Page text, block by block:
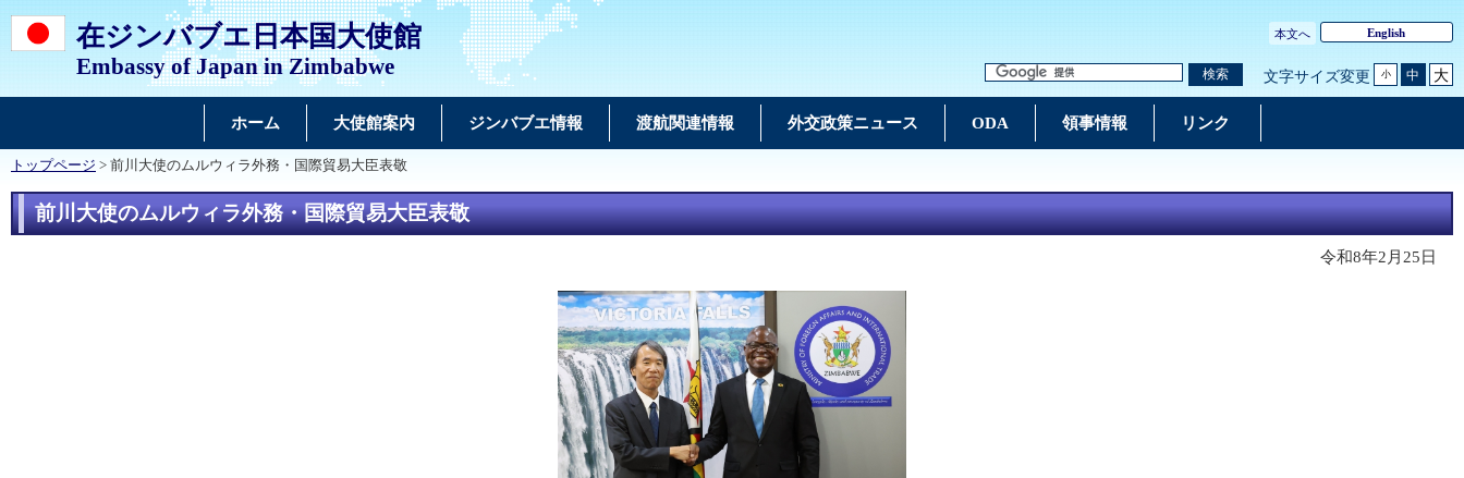
在ジンバブエ日本国大使館
Embassy of Japan in Zimbabwe
本文へ English
検索 文字サイズ変更 小 中 大
ホーム 大使館案内 ジンバブエ情報 渡航関連情報 外交政策ニュース ODA 領事情報 リンク
トップページ > 前川大使のムルウィラ外務・国際貿易大臣表敬
前川大使のムルウィラ外務・国際貿易大臣表敬
令和8年2月25日